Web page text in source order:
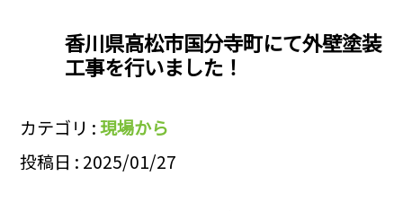
香川県高松市国分寺町にて外壁塗装
工事を行いました！
カテゴリ :現場から
投稿日 : 2025/01/27